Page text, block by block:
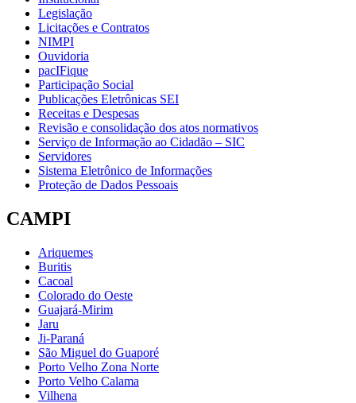
Legislação
Licitações e Contratos
NIMPI
Ouvidoria
pacIFique
Participação Social
Publicações Eletrônicas SEI
Receitas e Despesas
Revisão e consolidação dos atos normativos
Serviço de Informação ao Cidadão – SIC
Servidores
Sistema Eletrônico de Informações
Proteção de Dados Pessoais
CAMPI
Ariquemes
Buritis
Cacoal
Colorado do Oeste
Guajará-Mirim
Jaru
Ji-Paraná
São Miguel do Guaporé
Porto Velho Zona Norte
Porto Velho Calama
Vilhena